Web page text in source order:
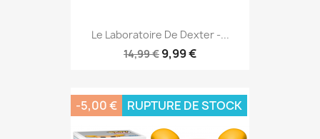
Le Laboratoire De Dexter -...
14,99 € 9,99 €
-5,00 € RUPTURE DE STOCK